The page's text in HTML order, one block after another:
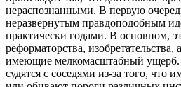
нераспознанными. В первую
неразвернутым правдоподобным
практически годами. В основном,
реформаторства, изобретательства,
имеющие мелкомасштабный ущерб.
судятся с соседями из-за того, что